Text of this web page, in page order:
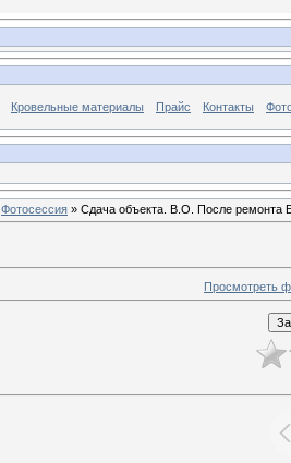
Кровельные материалы Прайс Контакты
Фотосессия » Сдача объекта. В.О. После ремонта
Просмотреть